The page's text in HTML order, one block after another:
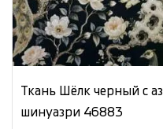
Ткань Шёлк черный с
шинуазри 46883